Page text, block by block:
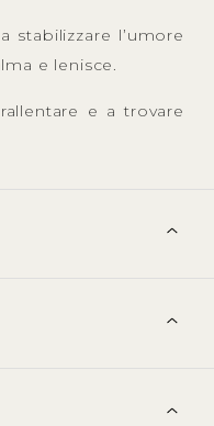
stabilizzare l’umore
e lenisce.
e a trovare